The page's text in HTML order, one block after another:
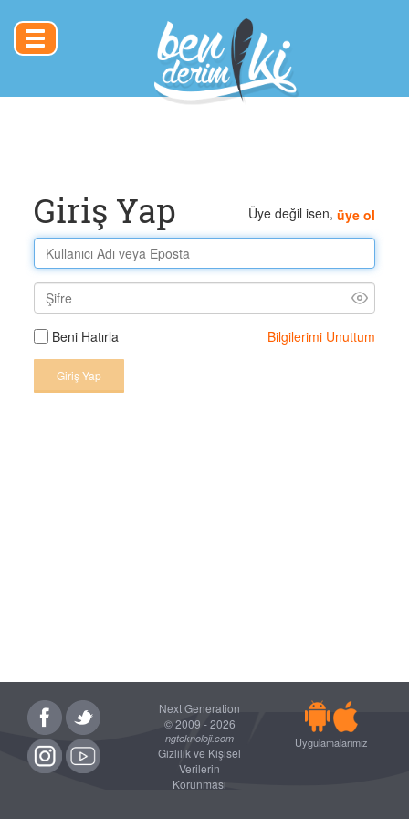
Toggle
navigation
Üye değil isen, üye ol
Giriş Yap
Beni Hatırla Bilgilerimi Unuttum
Giriş Yap
Next Generation
© 2009 - 2026
ngteknoloji.com
Gizlilik ve Kişisel
Verilerin
Korunması
Uygulamalarımız